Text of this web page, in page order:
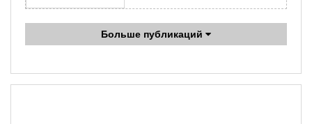
Больше публикаций